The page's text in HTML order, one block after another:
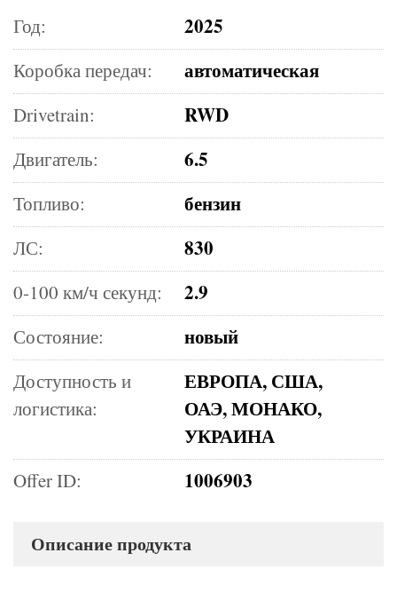
Год:
2025
Коробка передач: автоматическая
Drivetrain: RWD
Двигатель: 6.5
Топливо: бензин
ЛС: 830
0-100 км/ч секунд: 2.9
Состояние: новый
Доступность и
логистика:
ЕВРОПА, США,
ОАЭ, МОНАКО,
УКРАИНА
Offer ID: 1006903
Описание продукта